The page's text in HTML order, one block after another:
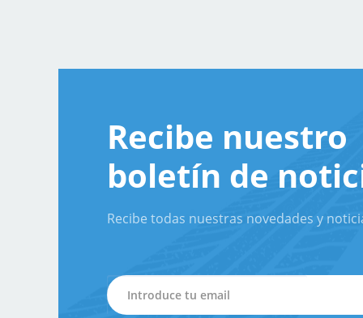
Recibe nuestro
boletín de
Recibe todas nuestras novedades y